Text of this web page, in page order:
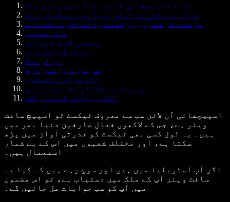
کیا اسپیچفائی آسٹریلیا میں واقع ہے؟
کیا اسپیچفائی آسٹریلیا میں دستیاب ہے؟
پڑھنے کی کمزوری رکھنے والے افراد کے لیے
خاص تعلیم
ویڈیو گیم ڈیزائن
بینکنگ انڈسٹری
ای لرننگ
ٹریول اور ٹورازم
آٹوموٹو انڈسٹری
آج ہی اسپیچفائی مفت آزمائیں
اکثر پوچھے گئے سوالات
اسپیچفائی آن لائن سب سے معروف ٹیکسٹ ٹو اسپیچ سافٹ
ویئر ہے، جس کے لاکھوں فعال صارفین دنیا بھر میں
ہیں۔ یہ ٹول کسی بھی ٹیکسٹ کو قدرتی آواز میں پڑھ
سکتا ہے، اور مختلف شعبوں میں اس کے بے شمار
استعمال ہیں۔
اگر آپ آسٹریلیا میں ہیں اور سوچ رہے ہیں کہ کیا یہ
سافٹ ویئر آپ کے ملک میں دستیاب ہے، تو اس مضمون
میں آپ کو سب جوابات مل جائیں گے۔